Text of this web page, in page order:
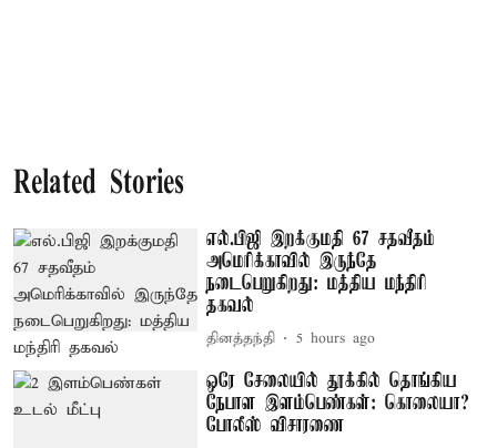
Related Stories
எல்.பிஜி இறக்குமதி 67 சதவீதம்
அமெரிக்காவில் இருந்தே
நடைபெறுகிறது: மத்திய மந்திரி
தகவல்
தினத்தந்தி 5 hours ago
ஒரே சேலையில் தூக்கில் தொங்கிய
நேபாள இளம்பெண்கள்: கொலையா?
போலீஸ் விசாரணை